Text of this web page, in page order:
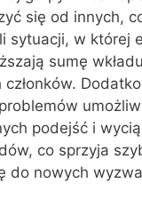
się od innych,
sytuacji, w której
sumę wkładu
podejść i
co sprzyja
do nowych